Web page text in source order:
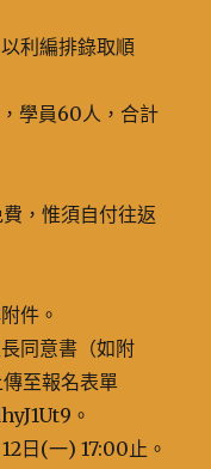
利編排錄取順
學員60人，合計
，惟須自付往返
件。
同意書（如附
至報名表單
。
日(一) 17:00止。